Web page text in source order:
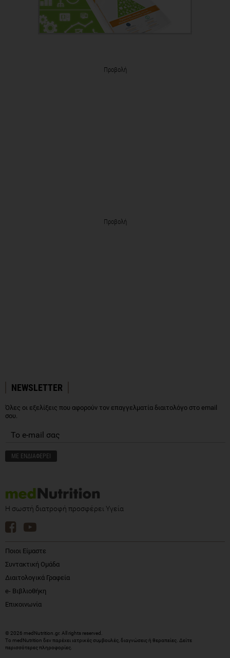
Προβολή
Προβολή
NEWSLETTER
Όλες οι εξελίξεις που αφορούν τον επαγγελματία διαιτολόγο στο email
σου.
Η σωστή διατροφή προσφέρει Υγεία
Ποιοι Είμαστε
Συντακτική Ομάδα
Διαιτολογικά Γραφεία
e- Βιβλιοθήκη
Επικοινωνία
© 2026 medNutrition.gr. All rights reserved.
Το medNutrition δεν παρέχει ιατρικές συμβουλές, διαγνώσεις ή θεραπείες. Δείτε
περισσότερες πληροφορίες